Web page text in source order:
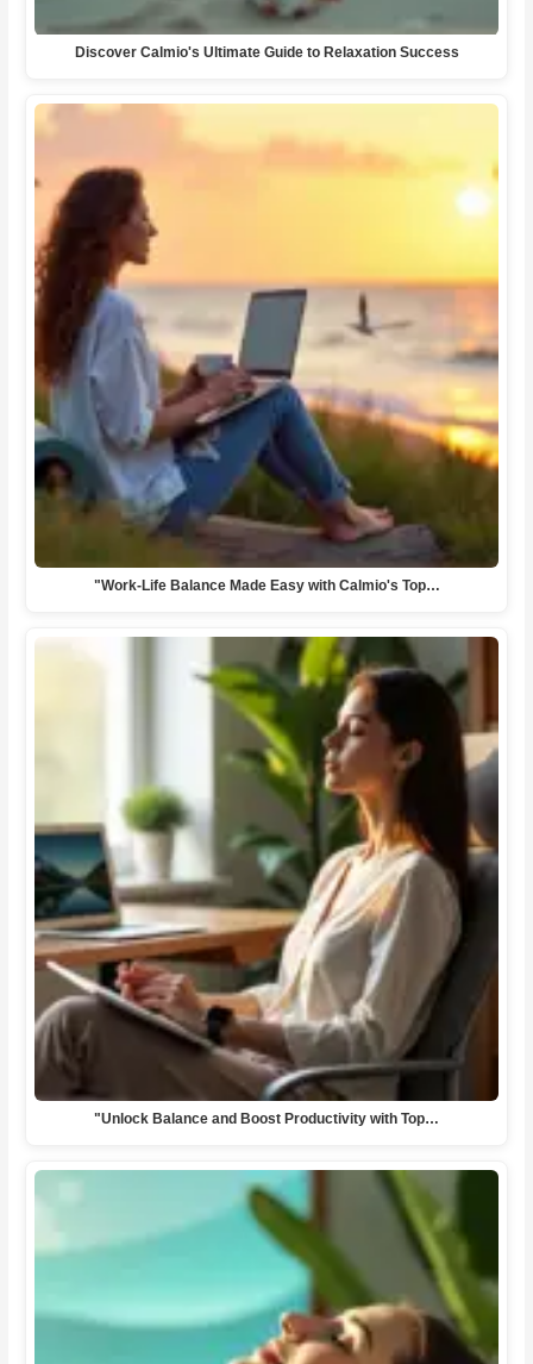
Discover Calmio's Ultimate Guide to Relaxation Success
"Work-Life Balance Made Easy with Calmio's Top…
"Unlock Balance and Boost Productivity with Top…